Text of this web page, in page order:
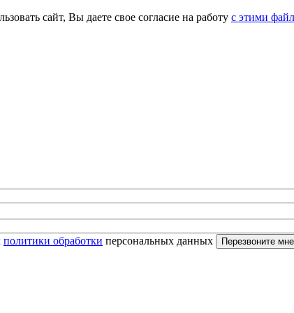
сайт, Вы даете свое согласие на работу с этими
политики обработки персональных данных